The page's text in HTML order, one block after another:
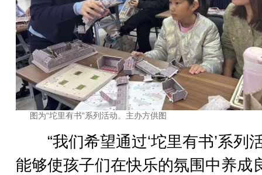
图为“坨里有书”系列活动。主办方供图
“我们希望通过‘坨里有书’系列
能够使孩子们在快乐的氛围中养成